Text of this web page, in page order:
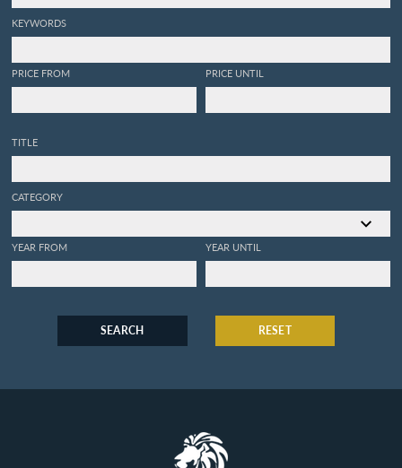
KEYWORDS
PRICE FROM PRICE UNTIL
TITLE
CATEGORY
YEAR FROM YEAR UNTIL
SEARCH RESET